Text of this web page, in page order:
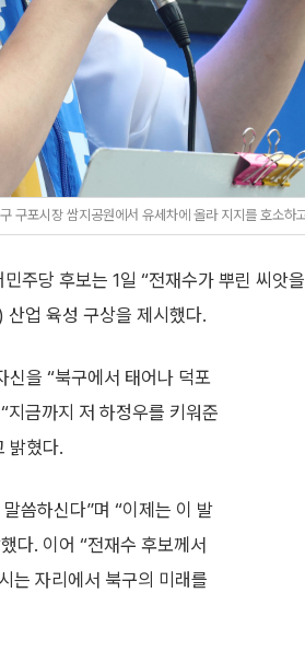
포시장 쌈지공원에서 유세차에 올라 지지를 호소하
주당 후보는 1일 “전재수가 뿌린 씨앗
업 육성 구상을 제시했다.
신을 “북구에서 태어나 덕포
지금까지 저 하정우를 키워준
밝혔다.
말씀하신다”며 “이제는 이 발
다. 이어 “전재수 후보께서
는 자리에서 북구의 미래를